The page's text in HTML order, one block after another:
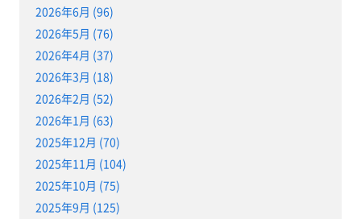
2026年6月 (96)
2026年5月 (76)
2026年4月 (37)
2026年3月 (18)
2026年2月 (52)
2026年1月 (63)
2025年12月 (70)
2025年11月 (104)
2025年10月 (75)
2025年9月 (125)